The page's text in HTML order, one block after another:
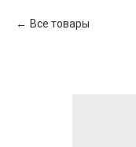
Все товары